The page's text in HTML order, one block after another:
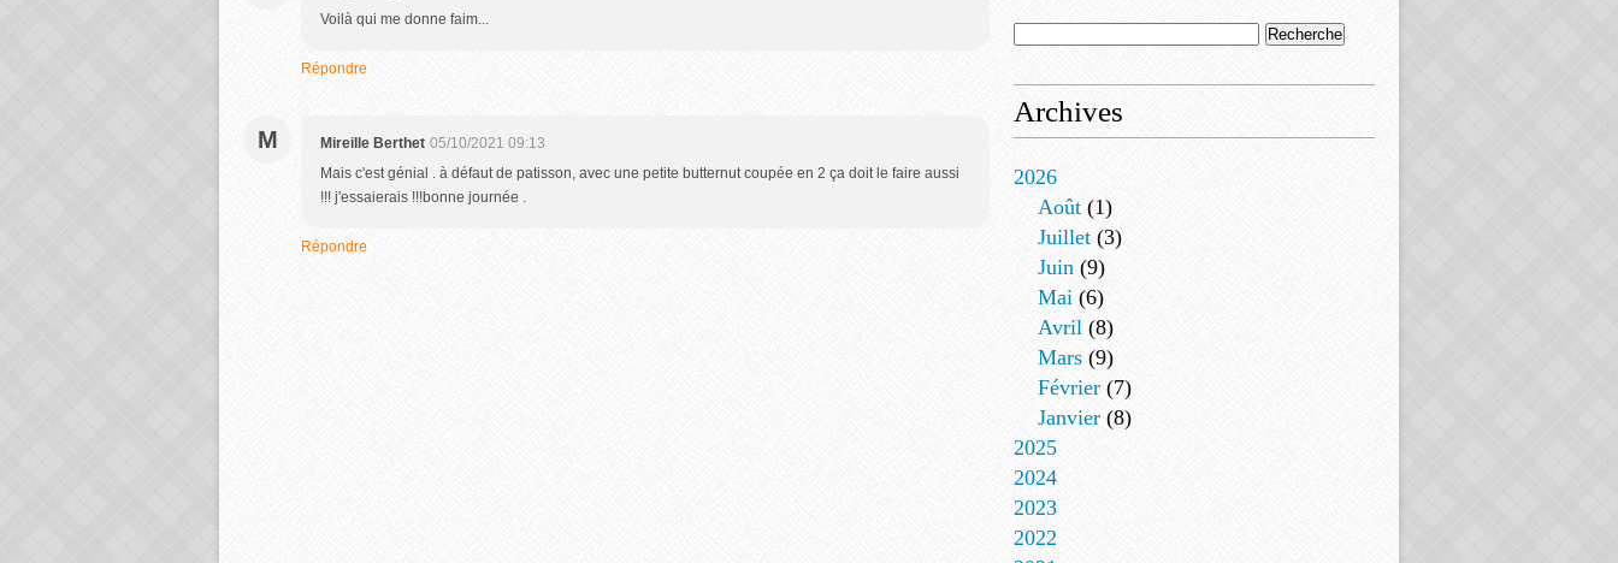
Voilà qui me donne faim...
Répondre
M Mireille Berthet 05/10/2021 09:13
Mais c'est génial . à défaut de patisson, avec une petite butternut coupée en 2 ça doit le faire aussi
!!! j'essaierais !!!bonne journée .
Répondre
Archives
2026
Août (1)
Juillet (3)
Juin (9)
Mai (6)
Avril (8)
Mars (9)
Février (7)
Janvier (8)
2025
2024
2023
2022